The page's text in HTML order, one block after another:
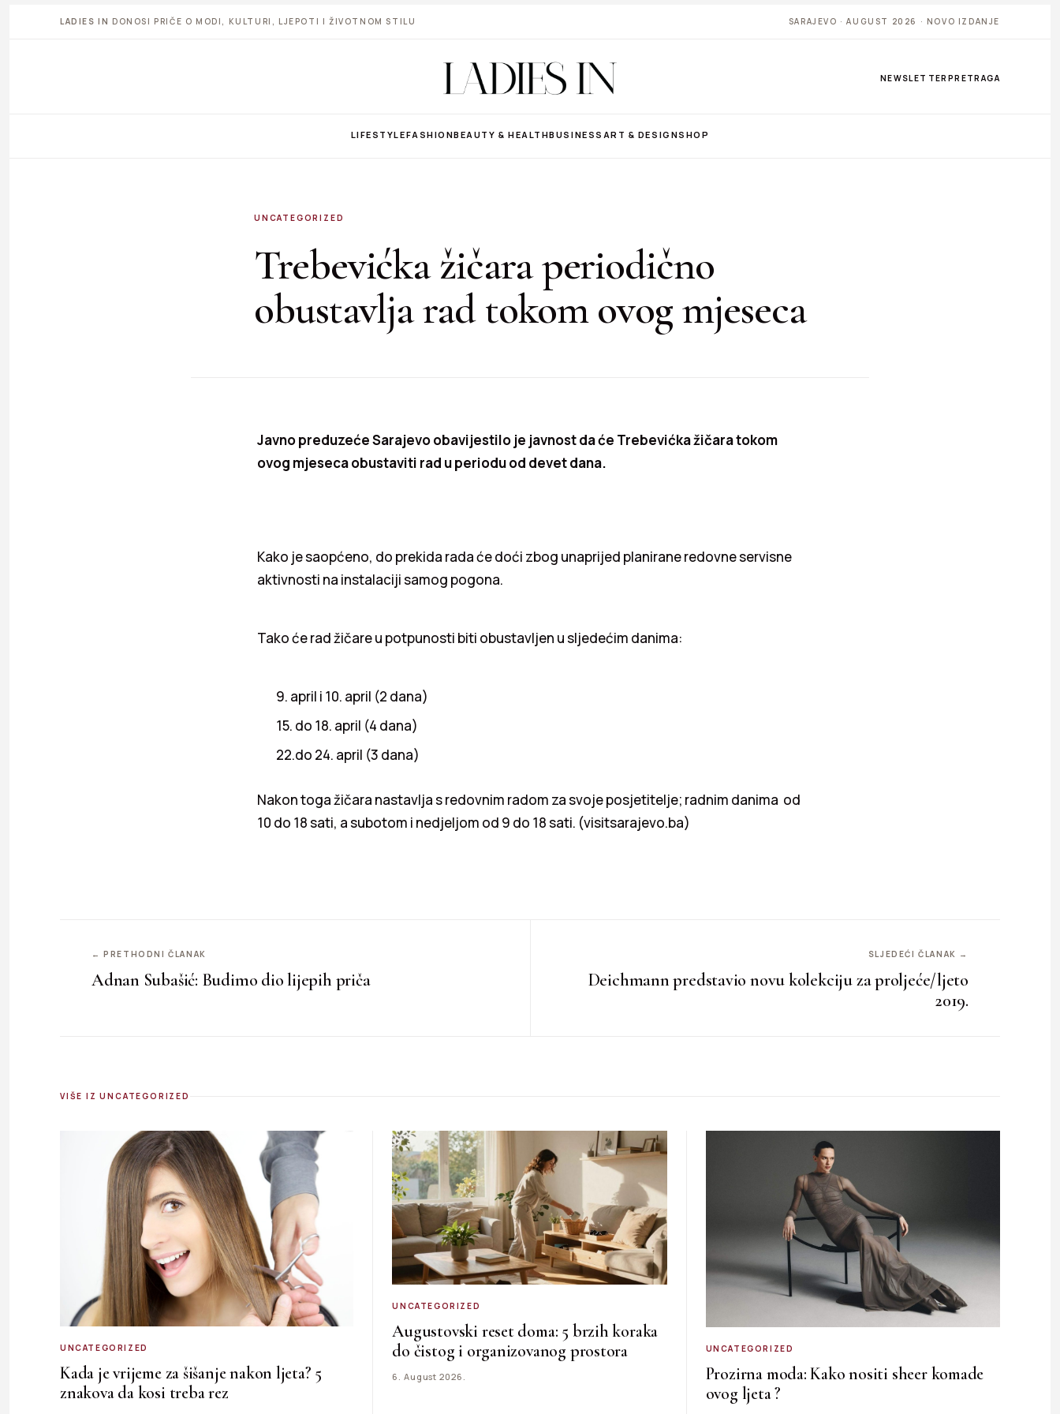
LADIES IN DONOSI PRIČE O MODI, KULTURI, LJEPOTI I ŽIVOTNOM STILU SARAJEVO · AUGUST 2026 · NOVO IZDANJE
NEWSLETTER PRETRAGA
LIFESTYLEFASHIONBEAUTY & HEALTHBUSINESS ART & DESIGNSHOP
UNCATEGORIZED
Trebevićka žičara periodično
obustavlja rad tokom ovog mjeseca
Javno preduzeće Sarajevo obavijestilo je javnost da će Trebevićka žičara tokom
ovog mjeseca obustaviti rad u periodu od devet dana.
Kako je saopćeno, do prekida rada će doći zbog unaprijed planirane redovne servisne
aktivnosti na instalaciji samog pogona.
Tako će rad žičare u potpunosti biti obustavljen u sljedećim danima:
9. april i 10. april (2 dana)
15. do 18. april (4 dana)
22.do 24. april (3 dana)
Nakon toga žičara nastavlja s redovnim radom za svoje posjetitelje; radnim danima od
10 do 18 sati, a subotom i nedjeljom od 9 do 18 sati. (visitsarajevo.ba)
← PRETHODNI ČLANAK
Adnan Subašić: Budimo dio lijepih priča
SLJEDEĆI ČLANAK →
Deichmann predstavio novu kolekciju za proljeće/ljeto
2019.
VIŠE IZ UNCATEGORIZED
UNCATEGORIZED
Kada je vrijeme za šišanje nakon ljeta? 5
znakova da kosi treba rez
UNCATEGORIZED
Augustovski reset doma: 5 brzih koraka
do čistog i organizovanog prostora
6. August 2026.
UNCATEGORIZED
Prozirna moda: Kako nositi sheer komade
ovog ljeta ?